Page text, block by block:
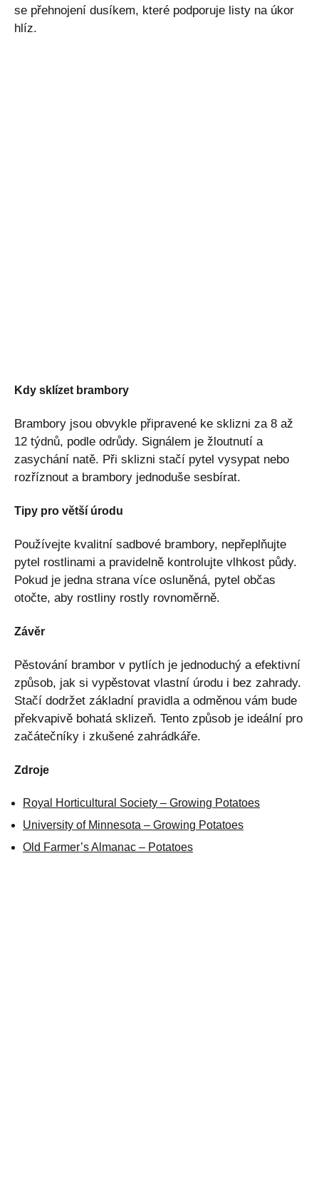
se přehnojení dusíkem, které podporuje listy na úkor
hlíz.
Kdy sklízet brambory
Brambory jsou obvykle připravené ke sklizni za 8 až
12 týdnů, podle odrůdy. Signálem je žloutnutí a
zasychání natě. Při sklizni stačí pytel vysypat nebo
rozříznout a brambory jednoduše sesbírat.
Tipy pro větší úrodu
Používejte kvalitní sadbové brambory, nepřeplňujte
pytel rostlinami a pravidelně kontrolujte vlhkost půdy.
Pokud je jedna strana více osluněná, pytel občas
otočte, aby rostliny rostly rovnoměrně.
Závěr
Pěstování brambor v pytlích je jednoduchý a efektivní
způsob, jak si vypěstovat vlastní úrodu i bez zahrady.
Stačí dodržet základní pravidla a odměnou vám bude
překvapivě bohatá sklizeň. Tento způsob je ideální pro
začátečníky i zkušené zahrádkáře.
Zdroje
Royal Horticultural Society – Growing Potatoes
University of Minnesota – Growing Potatoes
Old Farmer’s Almanac – Potatoes